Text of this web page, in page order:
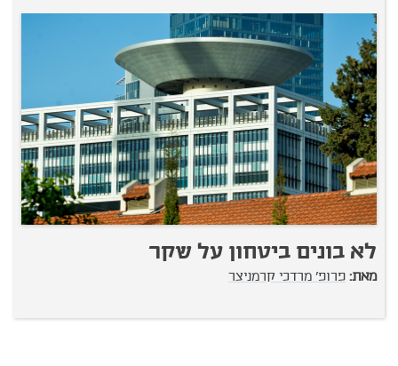
לא בונים ביטחון על שקר
מאת: פרופ' מרדכי קרמניצר